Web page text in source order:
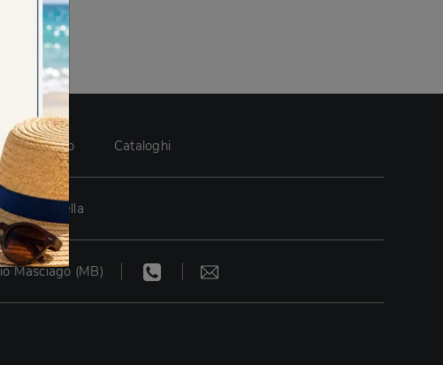
Giardino Cataloghi
Tomasella
Masciago (MB)